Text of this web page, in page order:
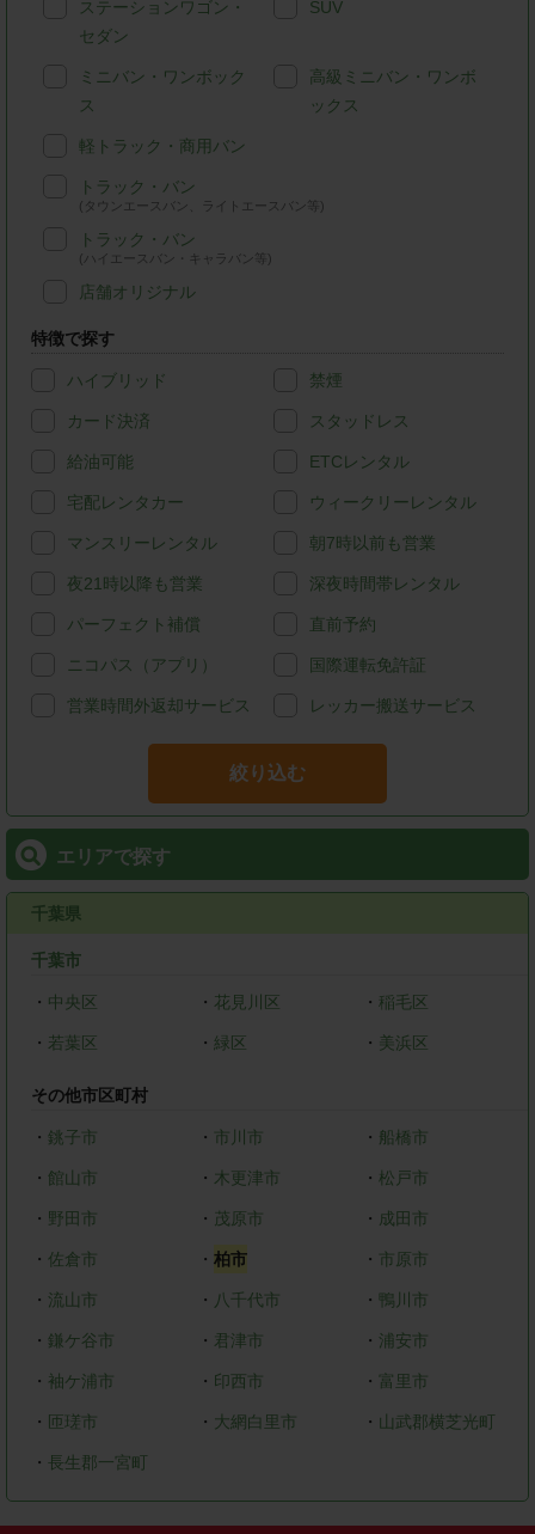
ステーションワゴン・
セダン
SUV
ミニバン・ワンボック
ス
高級ミニバン・ワンボ
ックス
軽トラック・商用バン
トラック・バン
(タウンエースバン、ライトエースバン等)
トラック・バン
(ハイエースバン・キャラバン等)
店舗オリジナル
特徴で探す
ハイブリッド 禁煙
カード決済 スタッドレス
給油可能 ETCレンタル
宅配レンタカー ウィークリーレンタル
マンスリーレンタル 朝7時以前も営業
夜21時以降も営業 深夜時間帯レンタル
パーフェクト補償 直前予約
ニコパス（アプリ） 国際運転免許証
営業時間外返却サービス レッカー搬送サービス
絞り込む
エリアで探す
千葉県
千葉市
・ 中央区 ・ 花見川区 ・稲毛区
・ 若葉区 ・ 緑区 ・ 美浜区
その他市区町村
・ 銚子市 ・ 市川市 ・ 船橋市
・ 館山市 ・ 木更津市 ・松戸市
・ 野田市 ・ 茂原市 ・ 成田市
・ 佐倉市 ・ 柏市 ・ 市原市
・ 流山市 ・ 八千代市 ・ 鴨川市
・ 鎌ケ谷市 ・ 君津市 ・ 浦安市
・ 袖ケ浦市 ・ 印西市 ・ 富里市
・ 匝瑳市 ・ 大網白里市 ・ 山武郡横芝光町
・ 長生郡一宮町